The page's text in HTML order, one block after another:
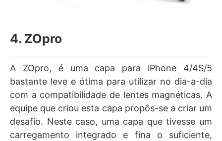
4. ZOpro
A ZOpro, é uma capa para iPhone 4/4S/5
bastante leve e ótima para utilizar no dia-a-dia
com a compatibilidade de lentes magnéticas. A
equipe que criou esta capa propôs-se a criar um
desafio. Neste caso, uma capa que tivesse um
carregamento integrado e fina o suficiente,